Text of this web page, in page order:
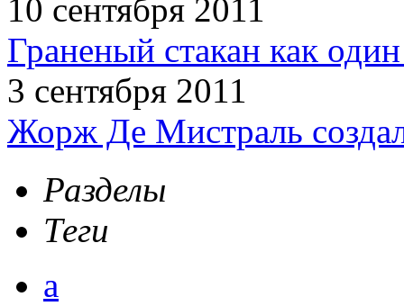
10 сентября 2011
Граненый стакан как
3 сентября 2011
Жорж Де Мистраль
Разделы
Теги
а